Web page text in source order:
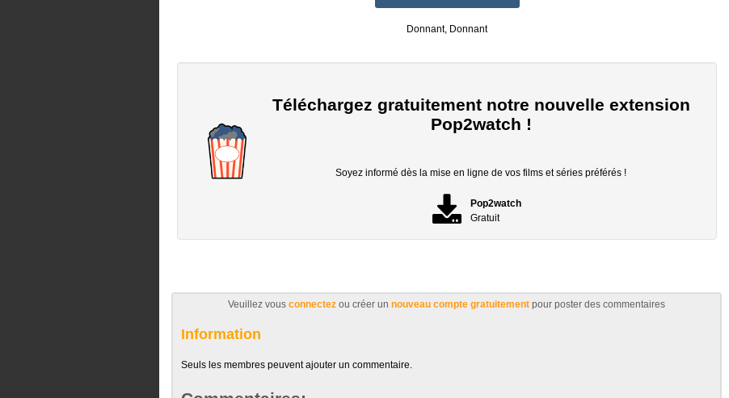
Donnant, Donnant
Téléchargez gratuitement notre nouvelle extension
Pop2watch !
Soyez informé dès la mise en ligne de vos films et séries préférés !
Pop2watch
Gratuit
Veuillez vous connectez ou créer un nouveau compte gratuitement pour poster des commentaires
Information
Seuls les membres peuvent ajouter un commentaire.